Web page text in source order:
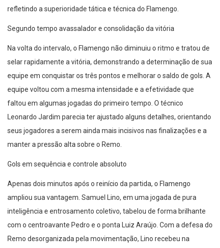
refletindo a superioridade tática e técnica do Flamengo.
Segundo tempo avassalador e consolidação da vitória
Na volta do intervalo, o Flamengo não diminuiu o ritmo e tratou de
selar rapidamente a vitória, demonstrando a determinação de sua
equipe em conquistar os três pontos e melhorar o saldo de gols. A
equipe voltou com a mesma intensidade e a efetividade que
faltou em algumas jogadas do primeiro tempo. O técnico
Leonardo Jardim parecia ter ajustado alguns detalhes, orientando
seus jogadores a serem ainda mais incisivos nas finalizações e a
manter a pressão alta sobre o Remo.
Gols em sequência e controle absoluto
Apenas dois minutos após o reinício da partida, o Flamengo
ampliou sua vantagem. Samuel Lino, em uma jogada de pura
inteligência e entrosamento coletivo, tabelou de forma brilhante
com o centroavante Pedro e o ponta Luiz Araújo. Com a defesa do
Remo desorganizada pela movimentação, Lino recebeu na